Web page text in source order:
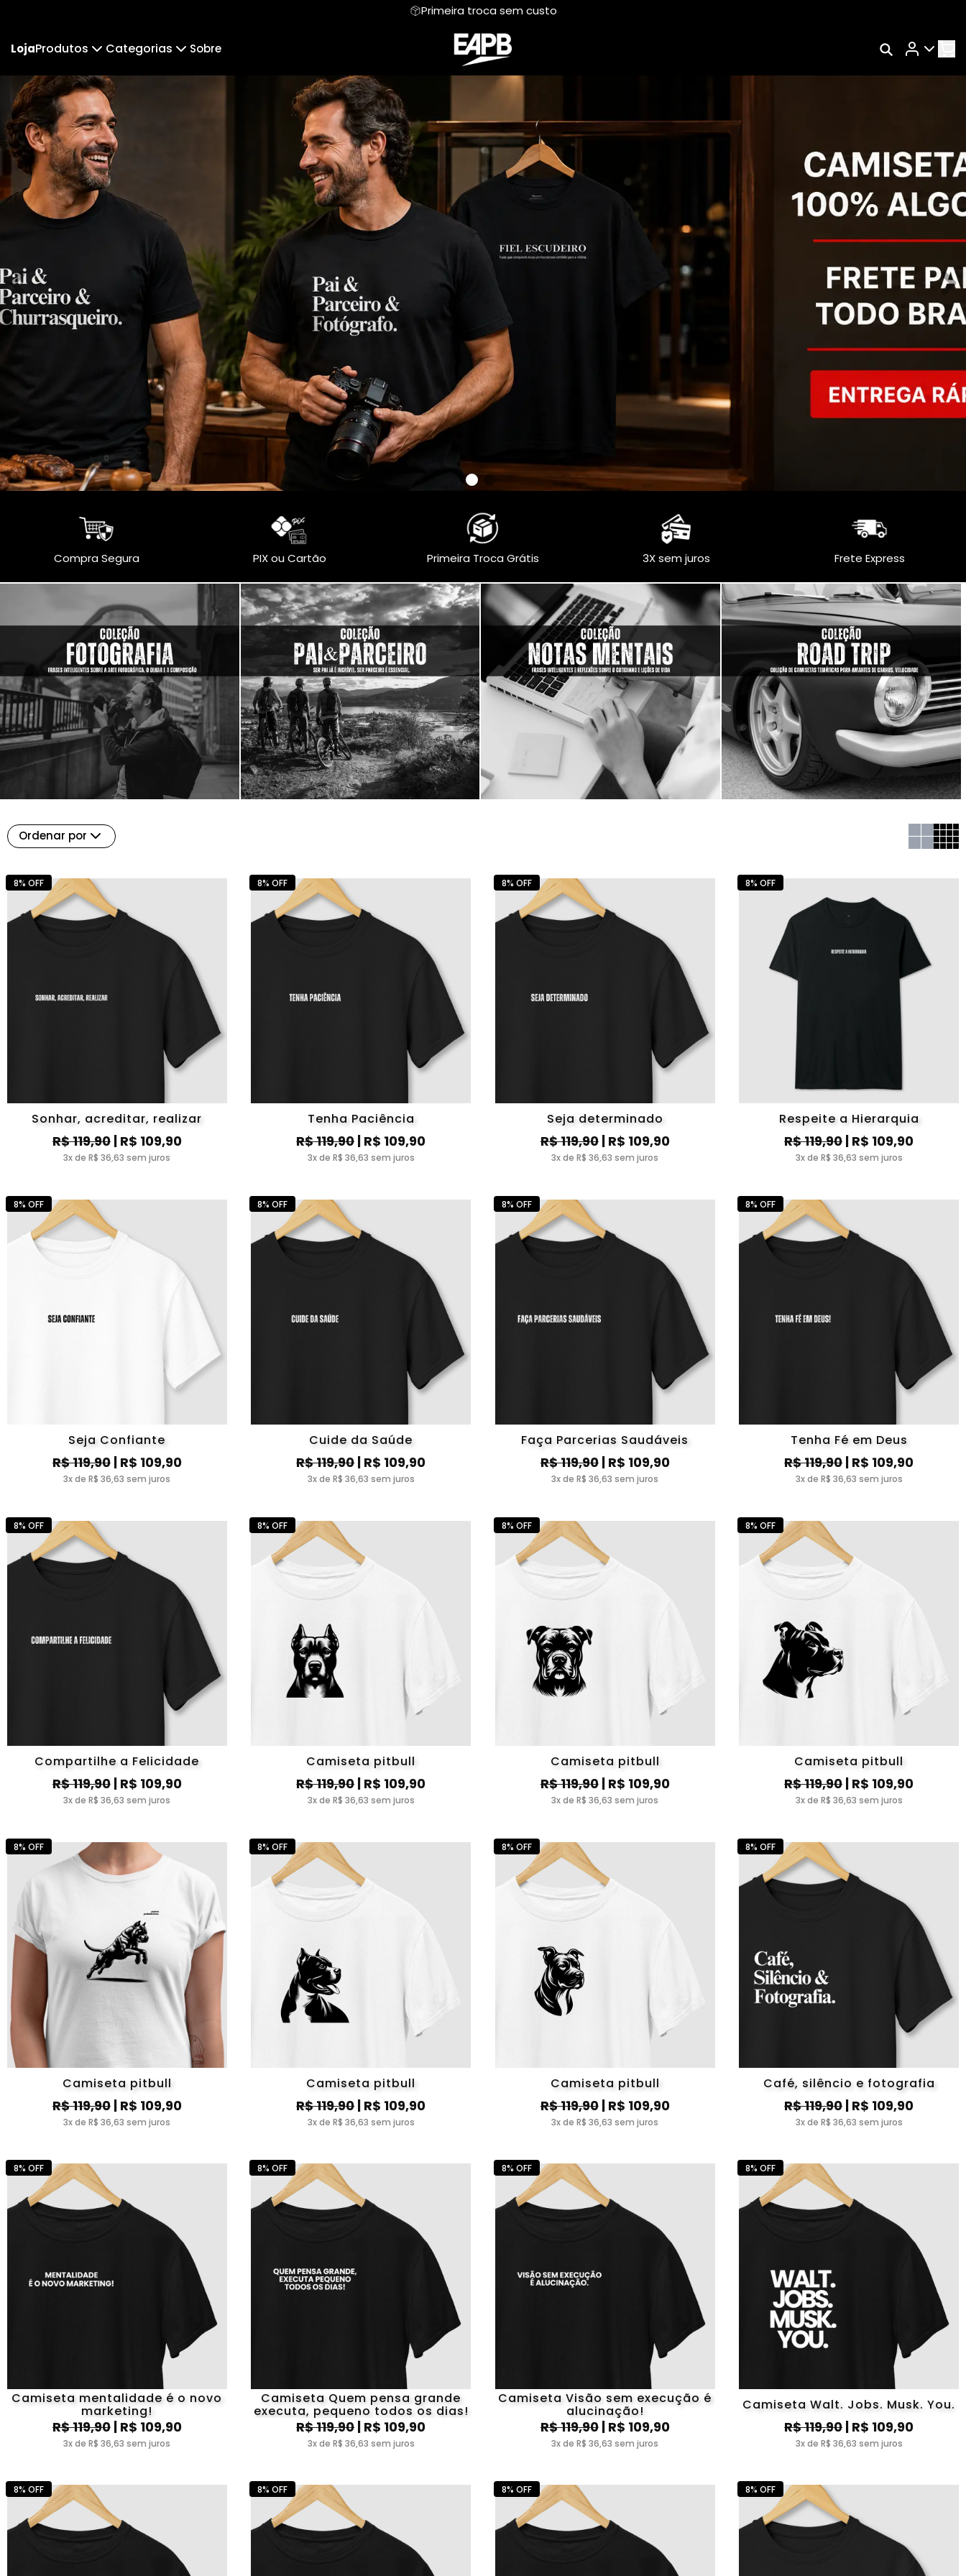
Primeira troca sem custo
LojaProdutos
Camiseta Camiseta Infantil Regata Moletom
Cropped Moletom Camiseta Algodão Peruano Hoodie Moletom Suéter Moletom
Body Infantil Camiseta Oversized
Categorias
Pai & Parceiro
Notas Mentais Meu mundo Pet Personalizadas
Música Humor Vestível Dia das Mães
Sobre
Avaliar Meu Pedido
Entrar | Cadastrar
Compra Segura PIX ou Cartão Primeira Troca Grátis 3X sem juros Frete Express
Ordenar por
Sonhar, acreditar, realizar
R$ 119,90| R$ 109,90
3x de R$ 36,63 sem juros
8% OFF
Tenha Paciência
R$ 119,90| R$ 109,90
3x de R$ 36,63 sem juros
8% OFF
Seja determinado
R$ 119,90| R$ 109,90
3x de R$ 36,63 sem juros
8% OFF
Respeite a Hierarquia
R$ 119,90| R$ 109,90
3x de R$ 36,63 sem juros
8% OFF
Seja Confiante
R$ 119,90| R$ 109,90
3x de R$ 36,63 sem juros
8% OFF
Cuide da Saúde
R$ 119,90| R$ 109,90
3x de R$ 36,63 sem juros
8% OFF
Faça Parcerias Saudáveis
R$ 119,90| R$ 109,90
3x de R$ 36,63 sem juros
8% OFF
Tenha Fé em Deus
R$ 119,90| R$ 109,90
3x de R$ 36,63 sem juros
8% OFF
Compartilhe a Felicidade
R$ 119,90| R$ 109,90
3x de R$ 36,63 sem juros
8% OFF
Camiseta pitbull
R$ 119,90| R$ 109,90
3x de R$ 36,63 sem juros
8% OFF
Camiseta pitbull
R$ 119,90| R$ 109,90
3x de R$ 36,63 sem juros
8% OFF
Camiseta pitbull
R$ 119,90| R$ 109,90
3x de R$ 36,63 sem juros
8% OFF
Camiseta pitbull
R$ 119,90| R$ 109,90
3x de R$ 36,63 sem juros
8% OFF
Camiseta pitbull
R$ 119,90| R$ 109,90
3x de R$ 36,63 sem juros
8% OFF
Camiseta pitbull
R$ 119,90| R$ 109,90
3x de R$ 36,63 sem juros
8% OFF
Café, silêncio e fotografia
R$ 119,90| R$ 109,90
3x de R$ 36,63 sem juros
8% OFF
Camiseta mentalidade é o novo
marketing!
R$ 119,90| R$ 109,90
3x de R$ 36,63 sem juros
8% OFF
Camiseta Quem pensa grande
executa, pequeno todos os dias!
R$ 119,90| R$ 109,90
3x de R$ 36,63 sem juros
8% OFF
Camiseta Visão sem execução é
alucinação!
R$ 119,90| R$ 109,90
3x de R$ 36,63 sem juros
8% OFF
Camiseta Walt. Jobs. Musk. You.
R$ 119,90| R$ 109,90
3x de R$ 36,63 sem juros
8% OFF
8% OFF 8% OFF 8% OFF 8% OFF